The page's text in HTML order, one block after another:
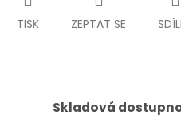
TISK ZEPTAT SE
Skladová